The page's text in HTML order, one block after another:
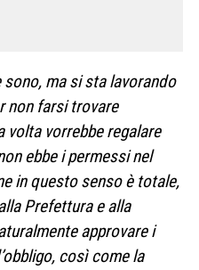
ma si sta lavorando
non farsi trovare
volta vorrebbe regalare
ebbe i permessi nel
in questo senso è totale,
Prefettura e alla
approvare i
così come la